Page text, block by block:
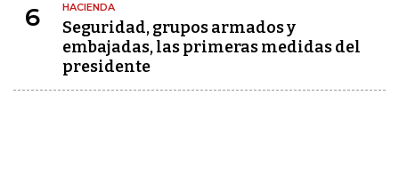
6 HACIENDA
Seguridad, grupos armados y
embajadas, las primeras medidas del
presidente